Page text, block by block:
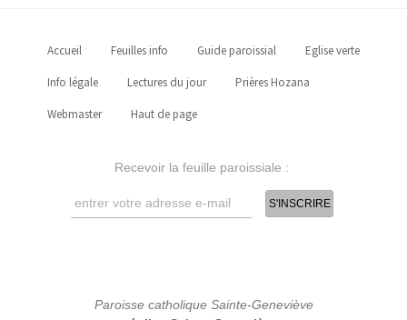
Accueil Feuilles info Guide paroissial Eglise verte
Info légale Lectures du jour Prières Hozana
Webmaster Haut de page
Recevoir la feuille paroissiale :
Paroisse catholique Sainte-Geneviève